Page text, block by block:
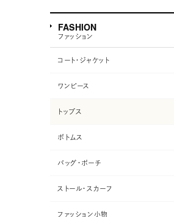
FASHION
ファッション
コート・ジャケット
ワンピース
トップス
ボトムス
バッグ・ポーチ
ストール・スカーフ
ファッション小物